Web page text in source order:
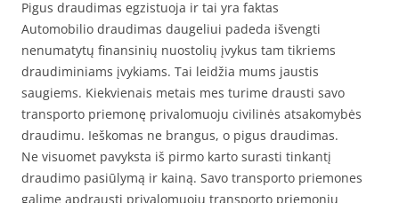
Pigus draudimas egzistuoja ir tai yra faktas
Automobilio draudimas daugeliui padeda išvengti
nenumatytų finansinių nuostolių įvykus tam tikriems
draudiminiams įvykiams. Tai leidžia mums jaustis
saugiems. Kiekvienais metais mes turime drausti savo
transporto priemonę privalomuoju civilinės atsakomybės
draudimu. Ieškomas ne brangus, o pigus draudimas.
Ne visuomet pavyksta iš pirmo karto surasti tinkantį
draudimo pasiūlymą ir kainą. Savo transporto priemones
galime apdrausti privalomuoju transporto priemonių